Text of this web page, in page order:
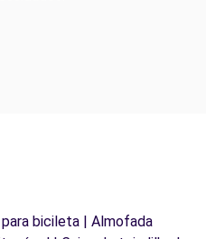
bicileta | Almofada